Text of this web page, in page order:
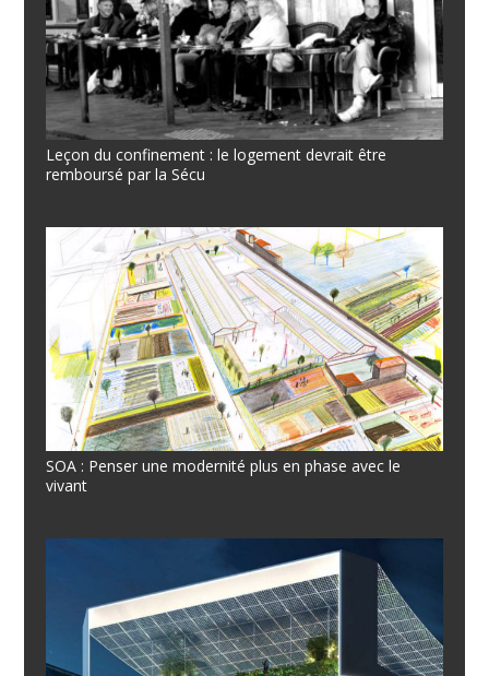
Leçon du confinement : le logement devrait être
remboursé par la Sécu
SOA : Penser une modernité plus en phase avec le
vivant